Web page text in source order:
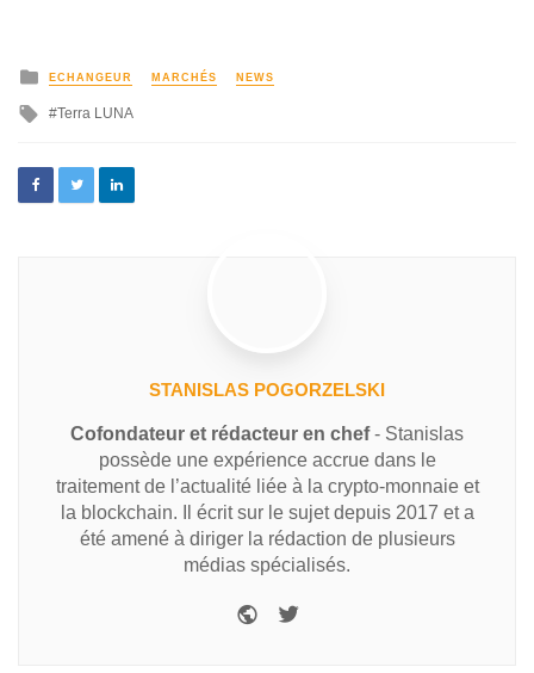
ECHANGEUR MARCHÉS NEWS
Terra LUNA
STANISLAS POGORZELSKI
Cofondateur et rédacteur en chef- Stanislas
possède une expérience accrue dans le
traitement de l’actualité liée à la crypto-monnaie et
la blockchain. Il écrit sur le sujet depuis 2017 et a
été amené à diriger la rédaction de plusieurs
médias spécialisés.